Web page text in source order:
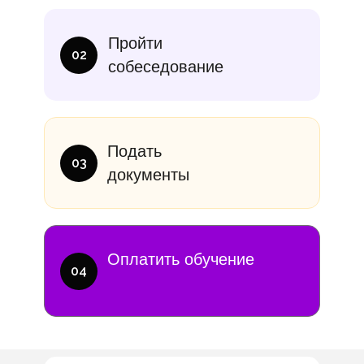
Оплатить обучение
Подать
документы
Пройти
собеседование
02
03
04